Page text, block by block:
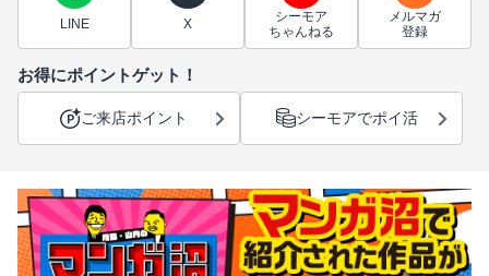
LINE X
シーモア
ちゃんねる
メルマガ
登録
お得にポイントゲット！
ご来店ポイント シーモアでポイ活